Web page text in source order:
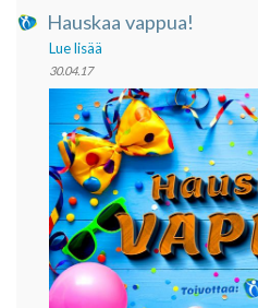
Hauskaa vappua!
Lue lisää
30.04.17